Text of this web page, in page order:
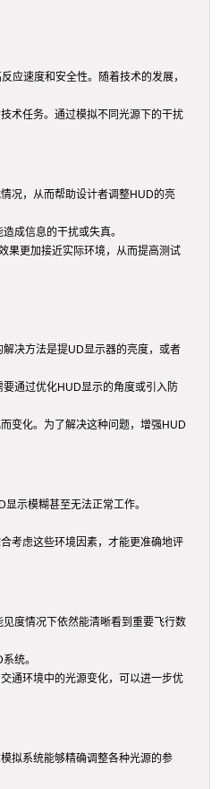
应速度和安全性。随着技术的发展，
术任务。通过模拟不同光源下的干扰
况，从而帮助设计者调整HUD的亮
成信息的干扰或失真。
果更加接近实际环境，从而提高测试
决方法是提UD显示器的亮度，或者
通过优化HUD显示的角度或引入防
变化。为了解决这种问题，增强HUD
示模糊甚至无法正常工作。
考虑这些环境因素，才能更准确地评
度情况下依然能清晰看到重要飞行数
统。
通环境中的光源变化，可以进一步优
拟系统能够精确调整各种光源的参